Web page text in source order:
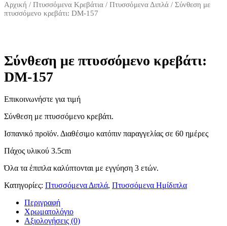
Αρχική / Πτυσσόμενα Κρεβάτια / Πτυσσόμενα Διπλά / Σύνθεση με
πτυσσόμενο κρεβάτι: DM-157
Σύνθεση με πτυσσόμενο κρεβάτι:
DM-157
Επικοινωνήστε για τιμή
Σύνθεση με πτυσσόμενο κρεβάτι.
Ισπανικό προϊόν. Διαθέσιμο κατόπιν παραγγελίας
Πάχος υλικού 3.5cm
Όλα τα έπιπλα καλύπτονται με εγγύηση 3 ετών.
Κατηγορίες: Πτυσσόμενα Διπλά, Πτυσσόμενα Ημίδιπλα
Περιγραφή
Χρωματολόγιο
Αξιολογήσεις (0)